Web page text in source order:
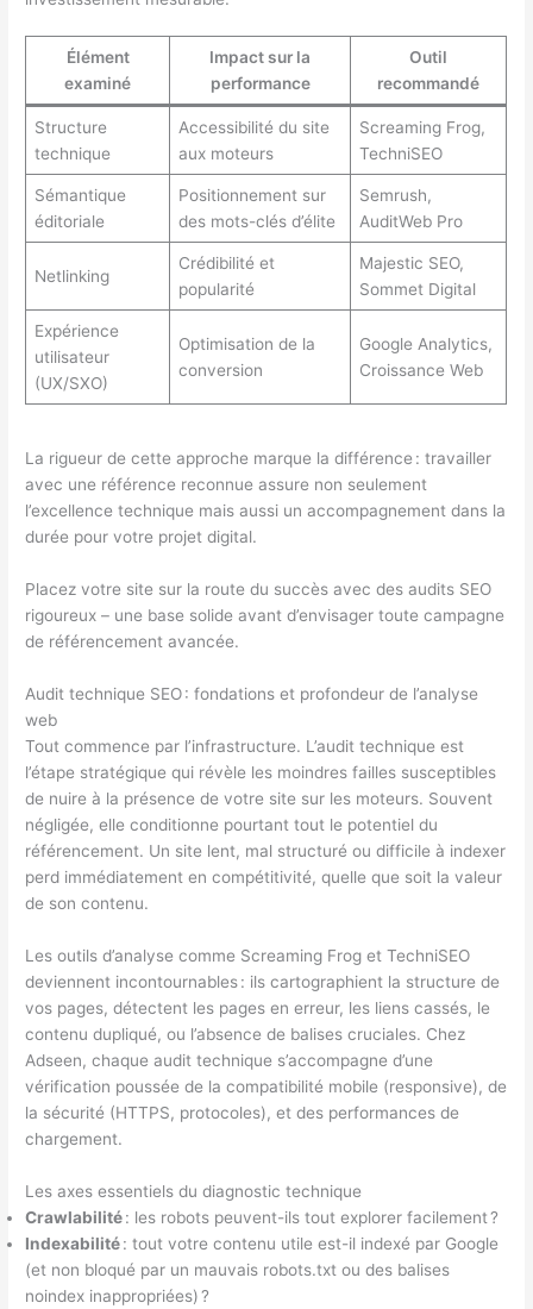
Élément
examiné
Impact sur la
performance
Outil
recommandé
Structure
technique
Accessibilité du site
aux moteurs
Screaming Frog,
TechniSEO
Sémantique
éditoriale
Positionnement sur
des mots-clés d’élite
Semrush,
AuditWeb Pro
Netlinking
Crédibilité et
popularité
Majestic SEO,
Sommet Digital
Expérience
utilisateur
(UX/SXO)
Optimisation de la
conversion
Google Analytics,
Croissance Web
La rigueur de cette approche marque la différence : travailler
avec une référence reconnue assure non seulement
l’excellence technique mais aussi un accompagnement dans la
durée pour votre projet digital.
Placez votre site sur la route du succès avec des audits SEO
rigoureux – une base solide avant d’envisager toute campagne
de référencement avancée.
Audit technique SEO : fondations et profondeur de l’analyse
web
Tout commence par l’infrastructure. L’audit technique est
l’étape stratégique qui révèle les moindres failles susceptibles
de nuire à la présence de votre site sur les moteurs. Souvent
négligée, elle conditionne pourtant tout le potentiel du
référencement. Un site lent, mal structuré ou difficile à indexer
perd immédiatement en compétitivité, quelle que soit la valeur
de son contenu.
Les outils d’analyse comme Screaming Frog et TechniSEO
deviennent incontournables : ils cartographient la structure de
vos pages, détectent les pages en erreur, les liens cassés, le
contenu dupliqué, ou l’absence de balises cruciales. Chez
Adseen, chaque audit technique s’accompagne d’une
vérification poussée de la compatibilité mobile (responsive), de
la sécurité (HTTPS, protocoles), et des performances de
chargement.
Les axes essentiels du diagnostic technique
Crawlabilité: les robots peuvent-ils tout explorer facilement ?
Indexabilité: tout votre contenu utile est-il indexé par Google
(et non bloqué par un mauvais robots.txt ou des balises
noindex inappropriées) ?